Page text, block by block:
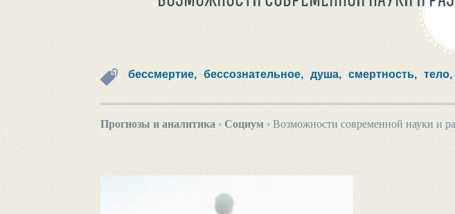
бессмертие, бессознательное, душа, смертность, тело,
Прогнозы и аналитика › Социум› Возможности современной науки и